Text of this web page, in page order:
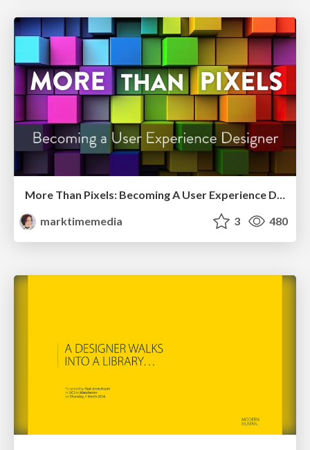
More Than Pixels: Becoming A User Experience Designer
marktimemedia
3 480